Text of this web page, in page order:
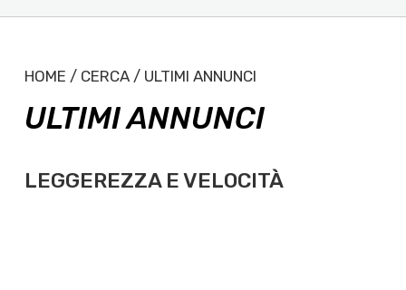
HOME / CERCA / ULTIMI ANNUNCI
ULTIMI ANNUNCI
LEGGEREZZA E VELOCITÀ